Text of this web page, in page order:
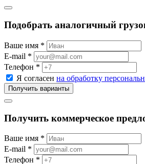
Подобрать аналогичный
Ваше имя *
E-mail *
Телефон *
Я согласен на обработку
Получить коммерческое
Ваше имя *
E-mail *
Телефон *